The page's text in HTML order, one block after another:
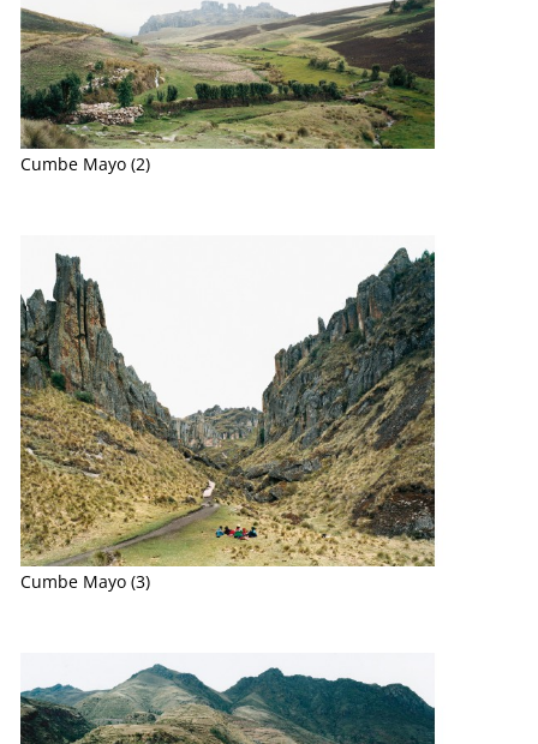
Cumbe Mayo (2)
Cumbe Mayo (3)